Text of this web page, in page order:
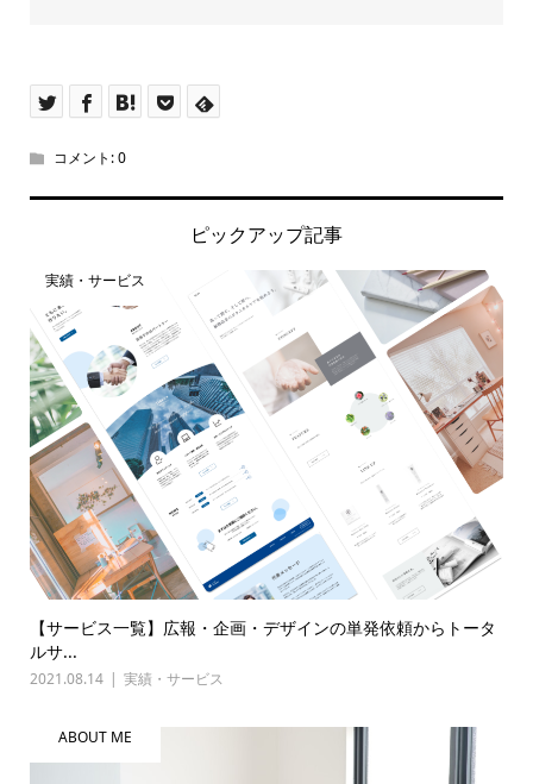
コメント:0
ピックアップ記事
実績・サービス
【サービス一覧】広報・企画・デザインの単発依頼からトータ
ルサ...
2021.08.14 実績・サービス
ABOUT ME